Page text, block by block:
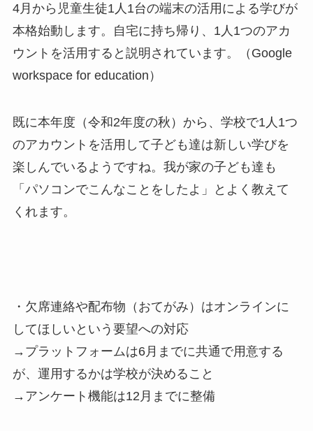
4月から児童生徒1人1台の端末の活用による学びが
本格始動します。自宅に持ち帰り、1人1つのアカ
ウントを活用すると説明されています。（Google
workspace for education）
既に本年度（令和2年度の秋）から、学校で1人1つ
のアカウントを活用して子ども達は新しい学びを
楽しんでいるようですね。我が家の子ども達も
「パソコンでこんなことをしたよ」とよく教えて
くれます。
・欠席連絡や配布物（おてがみ）はオンラインに
してほしいという要望への対応
→プラットフォームは6月までに共通で用意する
が、運用するかは学校が決めること
→アンケート機能は12月までに整備